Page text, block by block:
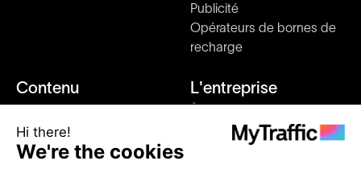
Publicité
Opérateurs de bornes de
recharge
Contenu
Etudes de marché
Blog
Clientèle
L'entreprise
À propos de nous
Dossier de presse
Comment ça marche